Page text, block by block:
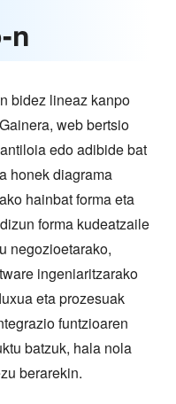
n
bidez lineaz kanpo
web bertsio
edo adibide bat
honek diagrama
hainbat forma eta
forma kudeatzaile
negozioetarako,
ingeniaritzarako
eta prozesuak
funtzioaren
batzuk, hala nola
berarekin.